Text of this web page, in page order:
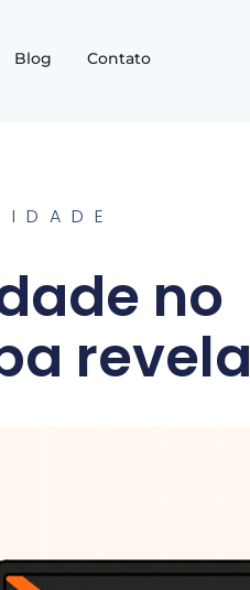
Blog Contato
no
revela